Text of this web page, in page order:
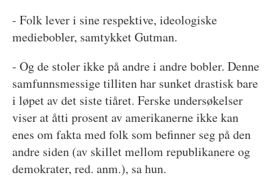
- Folk lever i sine respektive, ideologiske
mediebobler, samtykket Gutman.
- Og de stoler ikke på andre i andre bobler. Denne
samfunnsmessige tilliten har sunket drastisk bare
i løpet av det siste tiåret. Ferske undersøkelser
viser at åtti prosent av amerikanerne ikke kan
enes om fakta med folk som befinner seg på den
andre siden (av skillet mellom republikanere og
demokrater, red. anm.), sa hun.